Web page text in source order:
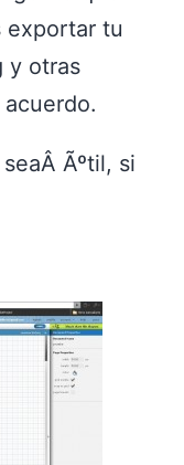
exportar tu
y otras
Ãºtil, si